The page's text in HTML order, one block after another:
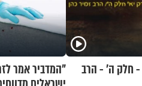
חלק ה’ - הרב
"המדביר אמר